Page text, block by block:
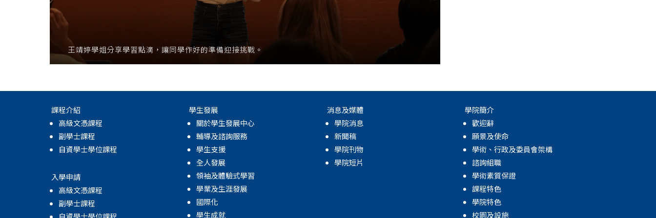
王靖婷學姐分享學習點滴，讓同學作好的準備迎接挑戰。
課程介紹
高級文憑課程
副學士課程
自資學士學位課程
入學申請
高級文憑課程
副學士課程
學生發展
關於學生發展中心
輔導及諮詢服務
學生支援
全人發展
領袖及體驗式學習
學業及生涯發展
國際化
學生成就
消息及媒體
學院消息
新聞稿
學院刊物
學院短片
學院簡介
歡迎辭
願景及使命
學術、行政及委員會架構
諮詢組職
學術素質保證
課程特色
學院特色
校園及設施